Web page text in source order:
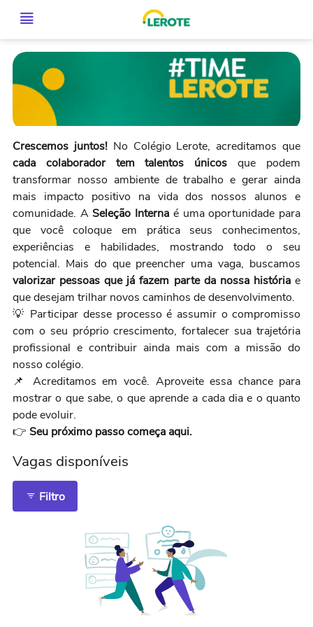
Crescemos juntos!No Colégio Lerote, acreditamos que
cada colaborador tem talentos únicos que podem
transformar nosso ambiente de trabalho e gerar ainda
mais impacto positivo na vida dos nossos alunos e
comunidade. ASeleção Interna é uma oportunidade para
que você coloque em prática seus conhecimentos,
experiências e habilidades, mostrando todo o seu
potencial. Mais do que preencher uma vaga, buscamos
valorizar pessoas que já fazem parte da nossa história e
que desejam trilhar novos caminhos de desenvolvimento.
💡 Participar desse processo é assumir o compromisso
com o seu próprio crescimento, fortalecer sua trajetória
profissional e contribuir ainda mais com a missão do
nosso colégio.
📌 Acreditamos em você. Aproveite essa chance para
mostrar o que sabe, o que aprende a cada dia e o quanto
pode evoluir.
👉 Seu próximo passo começa aqui.
Vagas disponíveis
Filtro